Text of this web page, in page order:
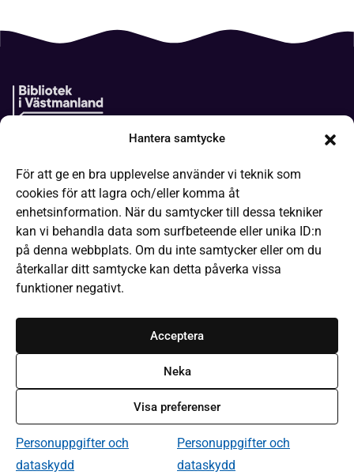
Hantera samtycke
För att ge en bra upplevelse använder vi teknik som
cookies för att lagra och/eller komma åt
enhetsinformation. När du samtycker till dessa tekniker
kan vi behandla data som surfbeteende eller unika ID:n
på denna webbplats. Om du inte samtycker eller om du
återkallar ditt samtycke kan detta påverka vissa
funktioner negativt.
Acceptera
Neka
Visa preferenser
Personuppgifter och
dataskydd
Personuppgifter och
dataskydd
It-hjälp
Läsa på olika sätt
Frågor och svar
Låneregler
Kontakta webbredaktionen
Om Bibliotek i Västmanland
Tillgänglighet på webbplatsen
Personuppgifter och dataskydd